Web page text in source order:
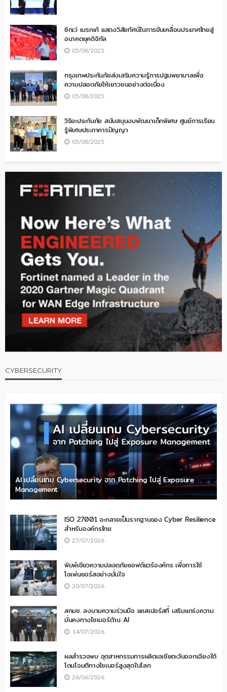
ซิกเว่ เบรกเก้ แสดงวิสัยทัศน์ในการขับเคลื่อนประเทศไทยสู่
อนาคตยุคดิจิทัล
05/08/2025
กรุงเทพประกันภัยส่งเสริมความรู้การปฐมพยาบาลเพื่อ
ความปลอดภัยให้เยาวชนอย่างต่อเนื่อง
05/08/2025
วิริยะประกันภัย สนับสนุนงบพัฒนาเด็กพิเศษ ศูนย์การเรียน
รู้พิเศษประภาคารปัญญา
05/08/2025
CYBERSECURITY
AI เปลี่ยนเกม Cybersecurity จาก Patching ไปสู่ Exposure
Management
ISO 27001 จะกลายเป็นรากฐานของ Cyber Resilience
สำหรับองค์กรไทย
27/07/2026
พิมพ์เขียวความปลอดภัยซอฟต์แวร์องค์กร เพื่อการใช้
โอเพ่นซอร์สอย่างมั่นใจ
20/07/2026
สกมช. ลงนามความร่วมมือ แคสเปอร์สกี้ เสริมแกร่งความ
มั่นคงทางไซเบอร์ด้าน AI
14/07/2026
ผลสำรวจพบ อุตสาหกรรมการผลิตเอเชียตะวันออกเฉียงใต้
โดนโจมตีทางไซเบอร์สูงสุดในโลก
26/06/2026